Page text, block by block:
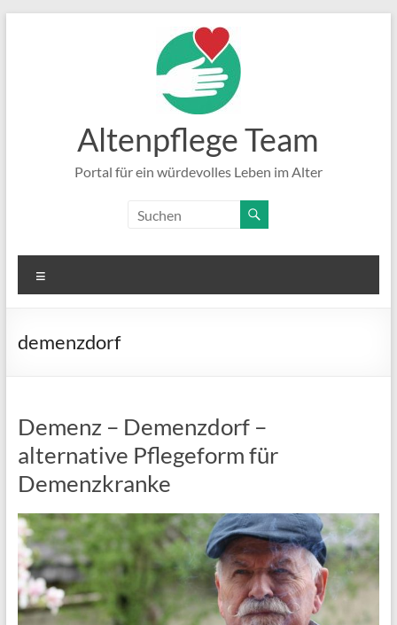
Altenpflege Team
Portal für ein würdevolles Leben im Alter
demenzdorf
Demenz – Demenzdorf –
alternative Pflegeform für
Demenzkranke